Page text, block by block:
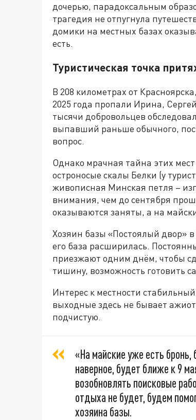
дочерью, парадоксальным
трагедия не отпугнула
домики на местных базах
есть.
Туристическая точка
В 208 километрах от
2025 года пропали Ирина,
тысячи добровольцев
выпавший раньше обычного,
вопрос.
Однако мрачная тайна этих
остроносые скалы Белки (у
живописная Минская петля –
внимания, чем до сентября
оказываются заняты, а на
Хозяин базы «Постоялый двор»
его база расширилась.
приезжают одним днём, чтобы
тишину, возможность готовить
Интерес к местности
выходные здесь не бывает
подчистую.
«На майские уже есть
наверное, будет ближе к 9
возобновлять поисковые
отдыха не будет, будем
хозяина базы.